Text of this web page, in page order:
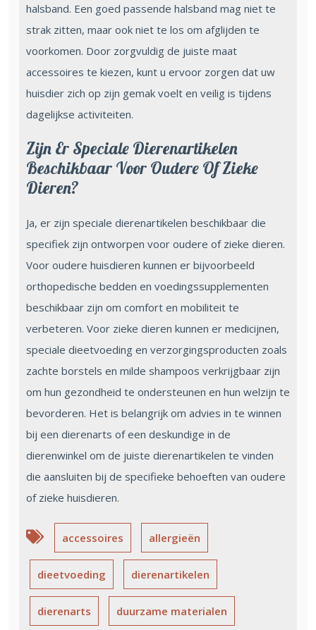
halsband. Een goed passende halsband mag niet te
strak zitten, maar ook niet te los om afglijden te
voorkomen. Door zorgvuldig de juiste maat
accessoires te kiezen, kunt u ervoor zorgen dat uw
huisdier zich op zijn gemak voelt en veilig is tijdens
dagelijkse activiteiten.
Zijn Er Speciale Dierenartikelen
Beschikbaar Voor Oudere Of Zieke
Dieren?
Ja, er zijn speciale dierenartikelen beschikbaar die
specifiek zijn ontworpen voor oudere of zieke dieren.
Voor oudere huisdieren kunnen er bijvoorbeeld
orthopedische bedden en voedingssupplementen
beschikbaar zijn om comfort en mobiliteit te
verbeteren. Voor zieke dieren kunnen er medicijnen,
speciale dieetvoeding en verzorgingsproducten zoals
zachte borstels en milde shampoos verkrijgbaar zijn
om hun gezondheid te ondersteunen en hun welzijn te
bevorderen. Het is belangrijk om advies in te winnen
bij een dierenarts of een deskundige in de
dierenwinkel om de juiste dierenartikelen te vinden
die aansluiten bij de specifieke behoeften van oudere
of zieke huisdieren.
accessoires allergieën
dieetvoeding dierenartikelen
dierenarts duurzame materialen